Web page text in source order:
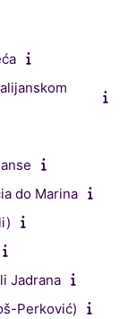
do Marina
Jadrana
Perković)